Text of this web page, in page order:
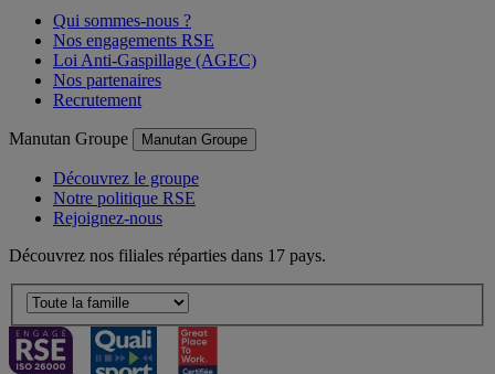
Qui sommes-nous ?
Nos engagements RSE
Loi Anti-Gaspillage (AGEC)
Nos partenaires
Recrutement
Manutan Groupe Manutan Groupe
Découvrez le groupe
Notre politique RSE
Rejoignez-nous
Découvrez nos filiales réparties dans 17 pays.